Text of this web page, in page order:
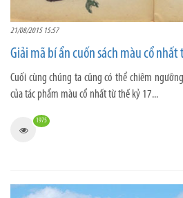
21/08/2015 15:57
Giải mã bí ẩn cuốn sách màu cổ nhất
Cuối cùng chúng ta cũng có thể chiêm
của tác phẩm màu cổ nhất từ thế kỷ 17...
1975